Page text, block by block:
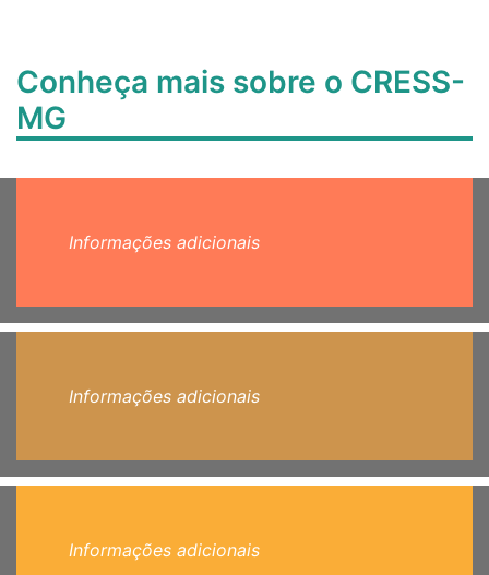
Conheça mais sobre o CRESS-
MG
Informações adicionais
Informações adicionais
Informações adicionais